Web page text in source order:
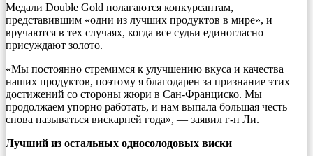
Медали Double Gold полагаются конкурсантам,
представившим «одни из лучших продуктов в мире», и
вручаются в тех случаях, когда все судьи единогласно
присуждают золото.
«Мы постоянно стремимся к улучшению вкуса и качества
наших продуктов, поэтому я благодарен за признание этих
достижений со стороны жюри в Сан-Франциско. Мы
продолжаем упорно работать, и нам выпала большая честь
снова называться вискарней года», — заявил г-н Ли.
Лучший из остальных односолодовых виски